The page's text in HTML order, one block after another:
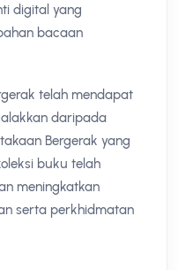
digital yang
bacaan
telah mendapat
daripada
Bergerak yang
buku telah
meningkatkan
serta perkhidmatan